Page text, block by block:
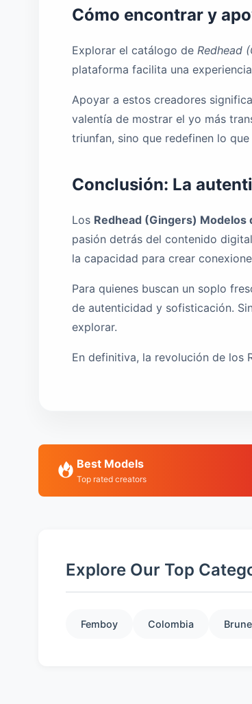
Cómo encontrar y
Explorar el catálogo de Redhead
plataforma facilita una
Apoyar a estos creadores
valentía de mostrar el yo más
triunfan, sino que redefinen lo
Conclusión: La
Los Redhead (Gingers) Modelos
pasión detrás del contenido
la capacidad para crear
Para quienes buscan un soplo
de autenticidad y sofisticación.
explorar.
En definitiva, la revolución de los
Best Models
Top rated creators
Explore Our Top
Femboy Colombia